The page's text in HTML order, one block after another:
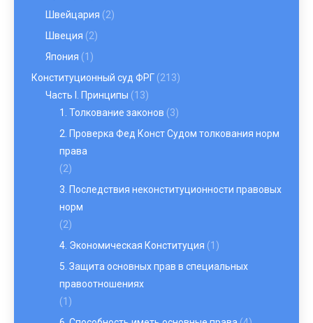
Швейцария (2)
Швеция (2)
Япония (1)
Конституционный суд ФРГ (213)
Часть I. Принципы (13)
1. Толкование законов (3)
2. Проверка Фед Конст Судом толкования норм
права
(2)
3. Последствия неконституционности правовых
норм
(2)
4. Экономическая Конституция (1)
5. Защита основных прав в специальных
правоотношениях
(1)